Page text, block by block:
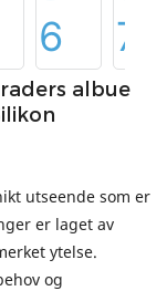
albue
utseende som er
er laget av
ytelse.
og